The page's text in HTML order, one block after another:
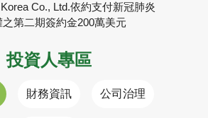
Co., Ltd.依約支付新冠肺炎
第二期簽約金200萬美元
投資人專區
財務資訊 公司治理